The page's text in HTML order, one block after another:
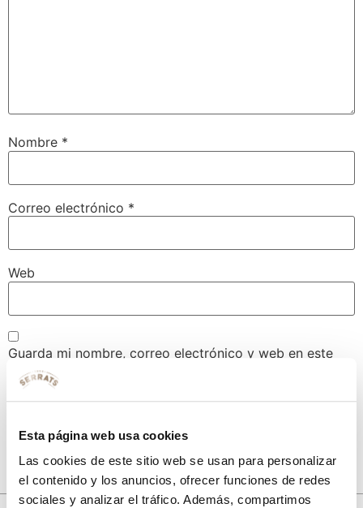
Esta página web usa cookies
Las cookies de este sitio web se usan para personalizar
el contenido y los anuncios, ofrecer funciones de redes
sociales y analizar el tráfico. Además, compartimos
Nombre *
Correo electrónico *
Web
Guarda mi nombre, correo electrónico y web en este